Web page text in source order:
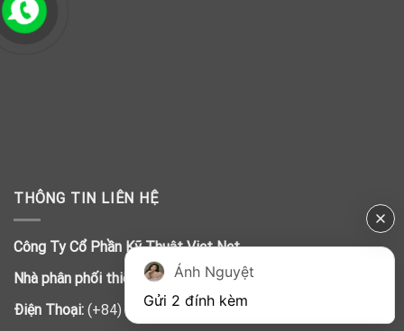
THÔNG TIN LIÊN HỆ
Công Ty Cổ Phần Kỹ Thuật Viet Net
Nhà phân phối thiết bị UPS Delta chính hãng
Điện Thoại: (+84) 28 3920 8131
Ánh Nguyệt
Gửi 2 đính kèm